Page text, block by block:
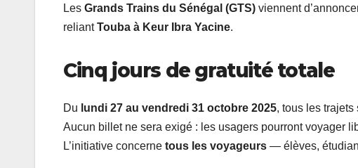
Les Grands Trains du Sénégal (GTS) viennent
reliantTouba à Keur Ibra Yacine.
Cinq jours de gratuité totale
Du lundi 27 au vendredi 31 octobre 2025, tous les trajets
Aucun billet ne sera exigé : les usagers pourront voyager
L’initiative concerne tous les voyageurs — élèves,